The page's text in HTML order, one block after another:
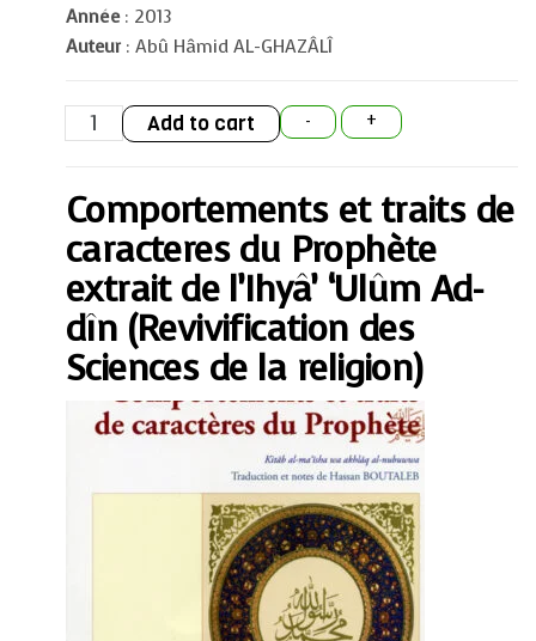
Année : 2013
Auteur : Abû Hâmid AL-GHAZÂLÎ
-
Comportements
traits
du
Prophète
extrait
de
l'Ihyâ'
'Ulûm
Ad-
dîn
(Revivification
des
Sciences
religion)
+
Add to cart
Comportements et traits de
caracteres du Prophète
extrait de l’Ihyâ’ ‘Ulûm Ad-
dîn (Revivification des
Sciences de la religion)